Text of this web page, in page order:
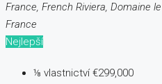
France, French Riviera, Domaine
France
Nejlepší
⅛ vlastnictví€299,000